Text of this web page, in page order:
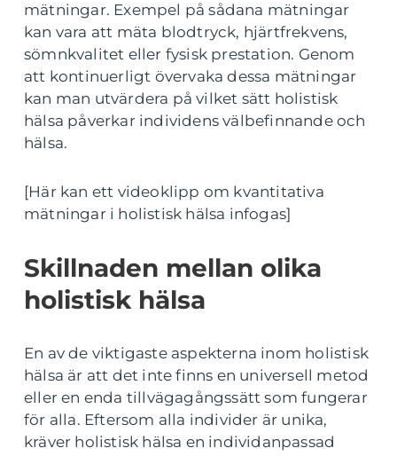
mätningar. Exempel på sådana mätningar
kan vara att mäta blodtryck, hjärtfrekvens,
sömnkvalitet eller fysisk prestation. Genom
att kontinuerligt övervaka dessa mätningar
kan man utvärdera på vilket sätt holistisk
hälsa påverkar individens välbefinnande och
hälsa.
[Här kan ett videoklipp om kvantitativa
mätningar i holistisk hälsa infogas]
Skillnaden mellan olika
holistisk hälsa
En av de viktigaste aspekterna inom holistisk
hälsa är att det inte finns en universell metod
eller en enda tillvägagångssätt som fungerar
för alla. Eftersom alla individer är unika,
kräver holistisk hälsa en individanpassad